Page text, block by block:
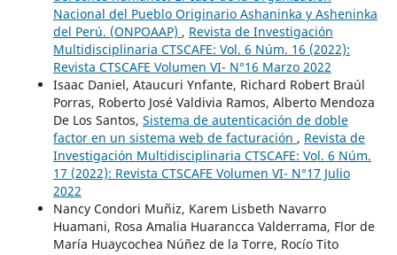
Nacional del Pueblo Originario Ashaninka y Asheninka
del Perú. (ONPOAAP) , Revista de Investigación
Multidisciplinaria CTSCAFE: Vol. 6 Núm. 16 (2022):
Revista CTSCAFE Volumen VI- N°16 Marzo 2022
Isaac Daniel, Ataucuri Ynfante, Richard Robert Braúl
Porras, Roberto José Valdivia Ramos, Alberto Mendoza
De Los Santos, Sistema de autenticación de doble
factor en un sistema web de facturación , Revista de
Investigación Multidisciplinaria CTSCAFE: Vol. 6 Núm.
17 (2022): Revista CTSCAFE Volumen VI- N°17 Julio
2022
Nancy Condori Muñiz, Karem Lisbeth Navarro
Huamani, Rosa Amalia Huarancca Valderrama, Flor de
María Huaycochea Núñez de la Torre, Rocío Tito